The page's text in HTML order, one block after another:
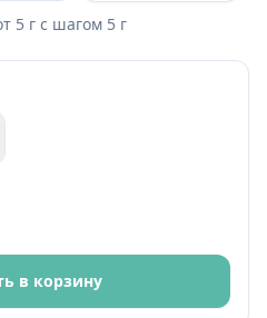
5 г с шагом 5 г
в корзину